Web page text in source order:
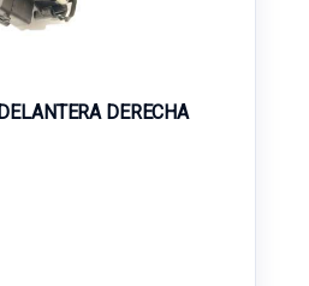
DERECHA